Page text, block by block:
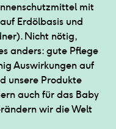
mit
Erdölbasis und
Nicht nötig,
anders: gute Pflege
Auswirkungen auf
unsere Produkte
auch für das Baby
wir die Welt